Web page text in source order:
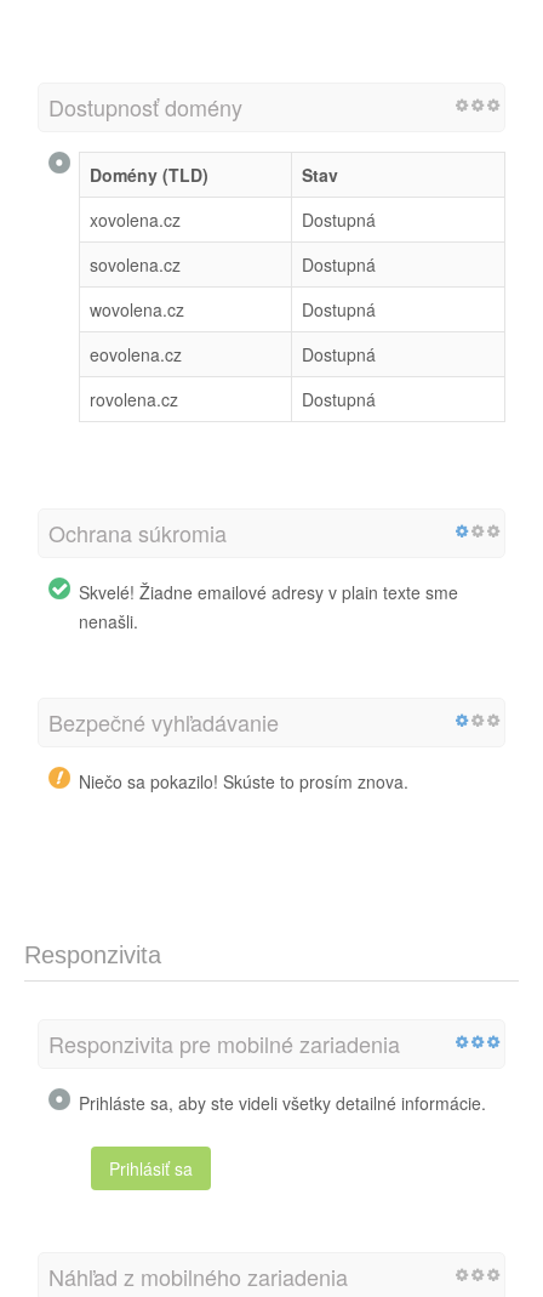
Dostupnosť domény
Domény (TLD)
Stav
xovolena.cz
Dostupná
sovolena.cz
Dostupná
wovolena.cz
Dostupná
eovolena.cz
Dostupná
rovolena.cz
Dostupná
Ochrana súkromia
Skvelé! Žiadne emailové adresy v plain texte sme
nenašli.
Bezpečné vyhľadávanie
Niečo sa pokazilo! Skúste to prosím znova.
Responzivita
Responzivita pre mobilné zariadenia
Prihláste sa, aby ste videli všetky detailné informácie.
Prihlásiť sa
Náhľad z mobilného zariadenia